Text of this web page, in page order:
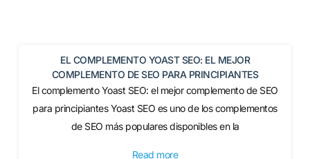
EL COMPLEMENTO YOAST SEO: EL MEJOR
COMPLEMENTO DE SEO PARA PRINCIPIANTES
El complemento Yoast SEO: el mejor complemento de SEO
para principiantes Yoast SEO es uno de los complementos
de SEO más populares disponibles en la
Read more